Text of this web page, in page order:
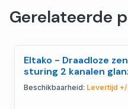
Gerelateerde
Eltako - Draadloze
sturing 2 kanalen
Beschikbaarheid: Levertijd